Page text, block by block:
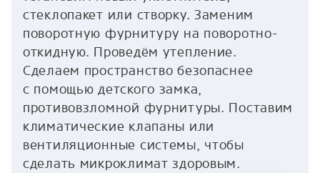
стеклопакет или створку. Заменим
поворотную фурнитуру на поворотно-
откидную. Проведём утепление.
Сделаем пространство безопаснее
с помощью детского замка,
противовзломной фурнитуры. Поставим
климатические клапаны или
вентиляционные системы, чтобы
сделать микроклимат здоровым.